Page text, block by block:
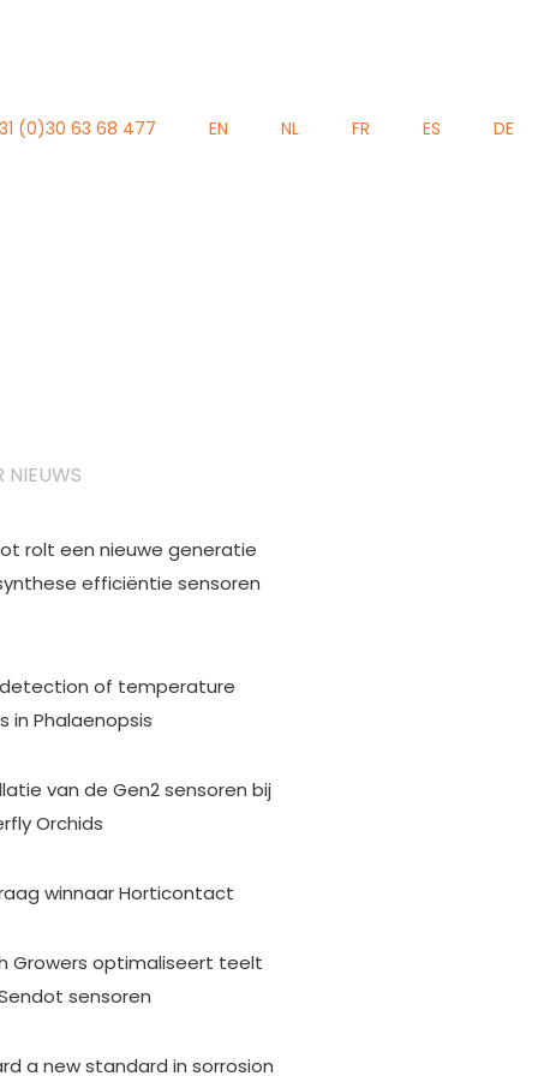
(0)30 63 68 477 EN NL FR ES DE
NIEUWS
rolt een nieuwe generatie
efficiëntie sensoren
detection of temperature
in Phalaenopsis
van de Gen2 sensoren bij
Orchids
winnaar Horticontact
Growers optimaliseert teelt
sensoren
a new standard in sorrosion